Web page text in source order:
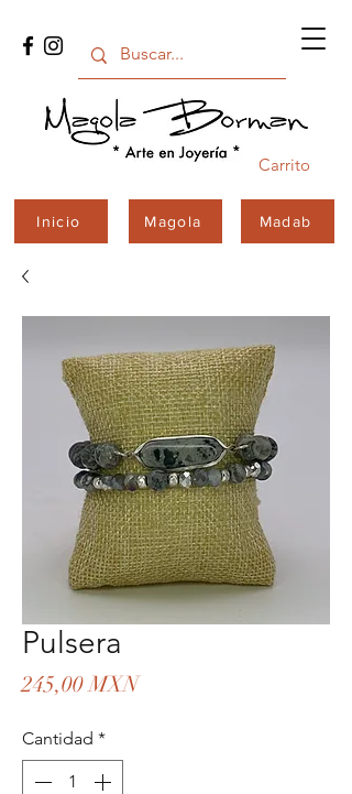
Carrito
Inicio Magola Madab
Pulsera
245,00 MXNPrecio
Cantidad *